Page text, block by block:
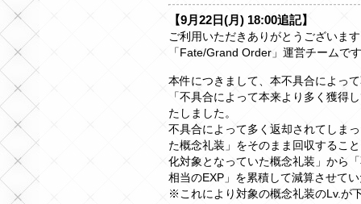
【9月22日(月) 18:00追記】
ご利用いただきありがとうございま
「Fate/Grand Order」運営チームで
本件につきまして、本不具合によっ
「不具合によって本来より多く獲得
たしました。
不具合によって多く返却されてしま
た概念礼装」をそのまま回収するこ
化対象となっていた概念礼装」から
相当のEXP」を累積して減算させて
※これにより対象の概念礼装のLv.が